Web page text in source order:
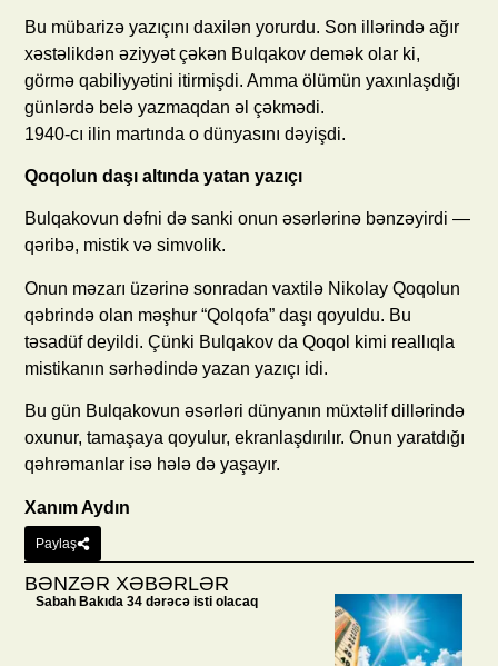
Bu mübarizə yazıçını daxilən yorurdu. Son illərində ağır
xəstəlikdən əziyyət çəkən Bulqakov demək olar ki,
görmə qabiliyyətini itirmişdi. Amma ölümün yaxınlaşdığı
günlərdə belə yazmaqdan əl çəkmədi.
1940-cı ilin martında o dünyasını dəyişdi.
Qoqolun daşı altında yatan yazıçı
Bulqakovun dəfni də sanki onun əsərlərinə bənzəyirdi —
qəribə, mistik və simvolik.
Onun məzarı üzərinə sonradan vaxtilə Nikolay Qoqolun
qəbrində olan məşhur “Qolqofa” daşı qoyuldu. Bu
təsadüf deyildi. Çünki Bulqakov da Qoqol kimi reallıqla
mistikanın sərhədində yazan yazıçı idi.
Bu gün Bulqakovun əsərləri dünyanın müxtəlif dillərində
oxunur, tamaşaya qoyulur, ekranlaşdırılır. Onun yaratdığı
qəhrəmanlar isə hələ də yaşayır.
Xanım Aydın
Paylaş
BƏNZƏR XƏBƏRLƏR
Sabah Bakıda 34 dərəcə isti olacaq